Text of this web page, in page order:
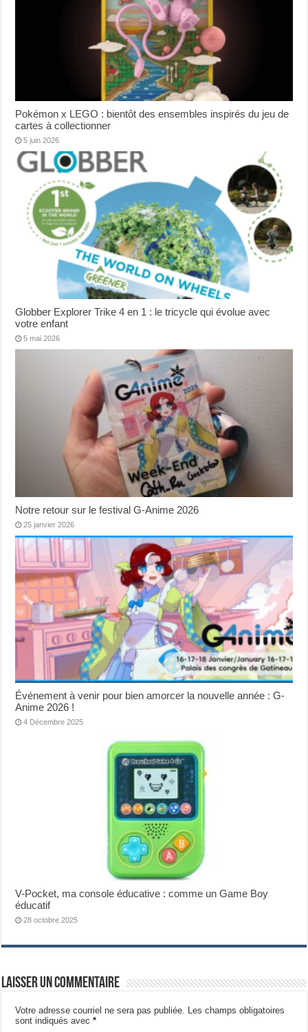
Pokémon x LEGO : bientôt des ensembles inspirés du jeu de
cartes à collectionner
5 juin 2026
Globber Explorer Trike 4 en 1 : le tricycle qui évolue avec
votre enfant
5 mai 2026
Notre retour sur le festival G-Anime 2026
25 janvier 2026
Événement à venir pour bien amorcer la nouvelle année : G-
Anime 2026 !
4 Décembre 2025
V-Pocket, ma console éducative : comme un Game Boy
éducatif
28 octobre 2025
Laisser un commentaire
Votre adresse courriel ne sera pas publiée. Les champs obligatoires
sont indiqués avec*